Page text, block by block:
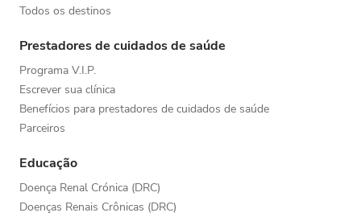
Todos os destinos
Prestadores de cuidados de saúde
Programa V.I.P.
Escrever sua clínica
Benefícios para prestadores de cuidados de saúde
Parceiros
Educação
Doença Renal Crónica (DRC)
Doenças Renais Crônicas (DRC)